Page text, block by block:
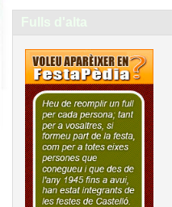
Fulls d'alta